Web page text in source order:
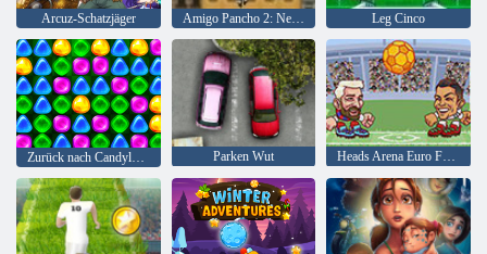
Arcuz-Schatzjäger Amigo Pancho 2: New York Party Leg Cinco
Zurück nach Candyland 4: Lollipop Garden Parken Wut Heads Arena Euro Fußball